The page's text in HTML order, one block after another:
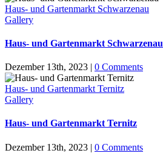
Haus- und Gartenmarkt Schwarzenau
Gallery
Haus- und Gartenmarkt Schwarzenau
Dezember 13th, 2023 | 0 Comments
Haus- und Gartenmarkt Ternitz
Gallery
Haus- und Gartenmarkt Ternitz
Dezember 13th, 2023 | 0 Comments